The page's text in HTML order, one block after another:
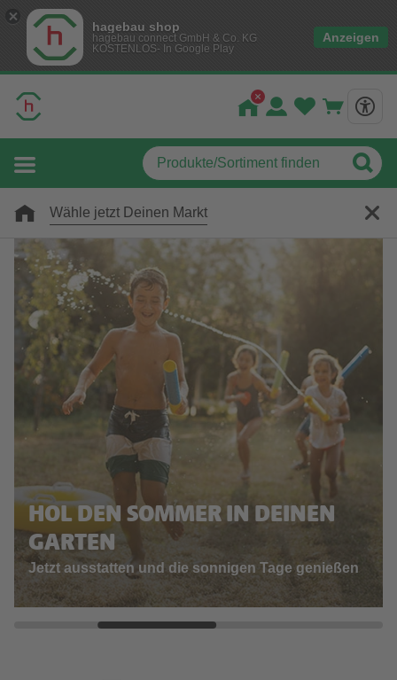
hagebau shop
hagebau connect GmbH & Co. KG
KOSTENLOS- In Google Play
Anzeigen
Wähle jetzt Deinen Markt
HOL DEN SOMMER IN DEINEN
GARTEN
Jetzt ausstatten und die sonnigen Tage genießen